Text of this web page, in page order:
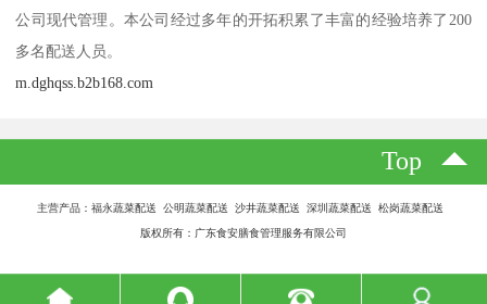
公司现代管理。本公司经过多年的开拓积累了丰富的经验培养了200
多名配送人员。
m.dghqss.b2b168.com
Top
主营产品：福永蔬菜配送 公明蔬菜配送 沙井蔬菜配送 深圳蔬菜配送 松岗蔬菜配送
版权所有：广东食安膳食管理服务有限公司